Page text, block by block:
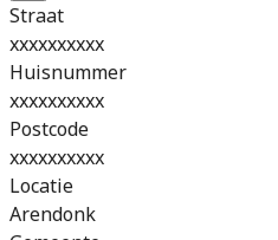
Straat
xxxxxxxxxx
Huisnummer
xxxxxxxxxx
Postcode
xxxxxxxxxx
Locatie
Arendonk